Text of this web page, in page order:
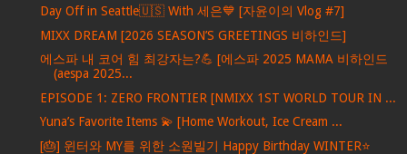
Day Off in Seattle🇺🇸 With 세은💙 [자윤이의 Vlog #7]
MIXX DREAM [2026 SEASON’S GREETINGS 비하인드]
에스파 내 코어 힘 최강자는?💪 [에스파 2025 MAMA 비하인드
(aespa 2025...
EPISODE 1: ZERO FRONTIER [NMIXX 1ST WORLD TOUR IN ...
Yuna’s Favorite Items 💫 [Home Workout, Ice Cream ...
[🎂] 윈터와 MY를 위한 소원빌기 Happy Birthday WINTER⭐️